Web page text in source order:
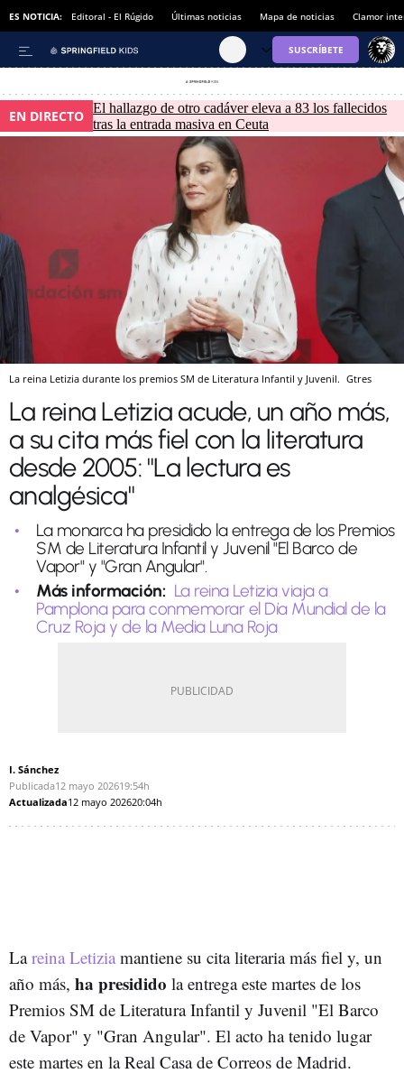
ES NOTICIA: Editoral - El Rúgido Últimas noticias Mapa de noticias Clamor
EN DIRECTO El hallazgo de otro cadáver eleva a 83 los fallecidos
tras la entrada masiva en Ceuta
La reina Letizia durante los premios SM de Literatura Infantil y Juvenil. Gtres
La reina Letizia acude, un año más,
a su cita más fiel con la literatura
desde 2005: "La lectura es
analgésica"
La monarca ha presidido la entrega de los Premios
SM de Literatura Infantil y Juvenil "El Barco de
Vapor" y "Gran Angular".
Más información: La reina Letizia viaja a
Pamplona para conmemorar el Día Mundial de la
Cruz Roja y de la Media Luna Roja
I. Sánchez
Publicada12 mayo 202619:54h
Actualizada12 mayo 202620:04h
Lareina Letizia mantiene su cita literaria más fiel y, un
año más, ha presidido la entrega este martes de los
Premios SM de Literatura Infantil y Juvenil "El Barco
de Vapor" y "Gran Angular". El acto ha tenido lugar
este martes en la Real Casa de Correos de Madrid.